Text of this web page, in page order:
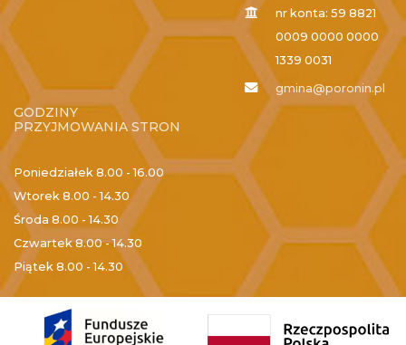
nr konta: 59 8821
0009 0000 0000
1339 0031
gmina@poronin.pl
GODZINY
PRZYJMOWANIA STRON
Poniedziałek 8.00 - 16.00
Wtorek 8.00 - 14.30
Środa 8.00 - 14.30
Czwartek8.00 - 14.30
Piątek 8.00 - 14.30